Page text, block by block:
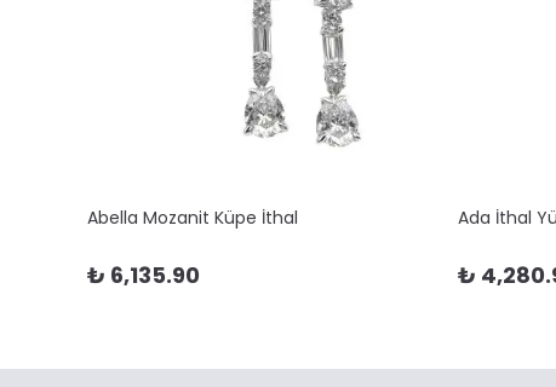
Abella Mozanit Küpe İthal
₺ 6,135.90
Ada İthal
₺